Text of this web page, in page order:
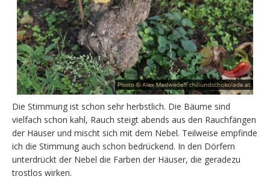
Die Stimmung ist schon sehr herbstlich. Die Bäume sind
vielfach schon kahl, Rauch steigt abends aus den Rauchfängen
der Häuser und mischt sich mit dem Nebel. Teilweise empfinde
ich die Stimmung auch schon bedrückend. In den Dörfern
unterdrückt der Nebel die Farben der Häuser, die geradezu
trostlos wirken.